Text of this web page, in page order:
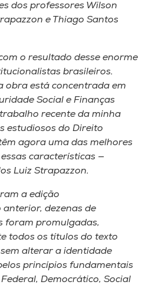
dos professores Wilson
e Thiago Santos
o resultado desse enorme
brasileiros.
obra está concentrada em
Social e Finanças
recente da minha
estudiosos do Direito
agora uma das melhores
características —
Luiz Strapazzon.
a edição
dezenas de
foram promulgadas,
todos os títulos do texto
alterar a identidade
princípios fundamentais
Democrático, Social